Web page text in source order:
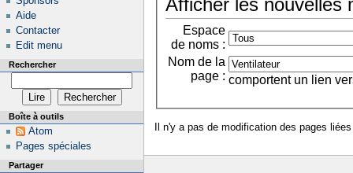
Espace
de noms :
Nom de la
page : comportent un lien
Il n'y a pas de modification des pages
Aide
Contacter
Edit menu
Rechercher
Boîte à outils
Atom
Pages spéciales
Partager